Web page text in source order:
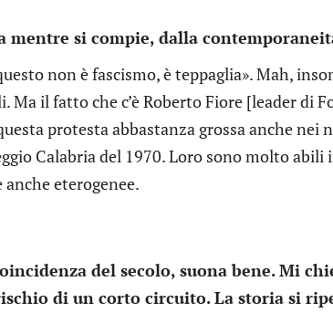
mentre si compie, dalla
non è fascismo, è teppaglia». Mah,
il fatto che c’è Roberto Fiore [leader di
protesta abbastanza grossa anche nei
Calabria del 1970. Loro sono molto abili
eterogenee.
del secolo, suona bene. Mi
di un corto circuito. La storia si